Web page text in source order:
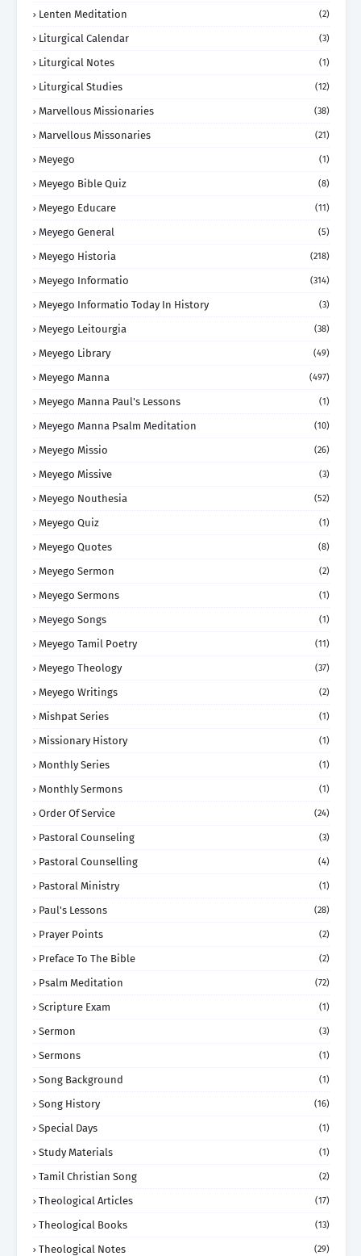
Lenten Meditation (2)
Liturgical Calendar (3)
Liturgical Notes (1)
Liturgical Studies (12)
Marvellous Missionaries (38)
Marvellous Missonaries (21)
Meyego (1)
Meyego Bible Quiz (8)
Meyego Educare (11)
Meyego General (5)
Meyego Historia (218)
Meyego Informatio (314)
Meyego Informatio Today In History (3)
Meyego Leitourgia (38)
Meyego Library (49)
Meyego Manna (497)
Meyego Manna Paul's Lessons (1)
Meyego Manna Psalm Meditation (10)
Meyego Missio (26)
Meyego Missive (3)
Meyego Nouthesia (52)
Meyego Quiz (1)
Meyego Quotes (8)
Meyego Sermon (2)
Meyego Sermons (1)
Meyego Songs (1)
Meyego Tamil Poetry (11)
Meyego Theology (37)
Meyego Writings (2)
Mishpat Series (1)
Missionary History (1)
Monthly Series (1)
Monthly Sermons (1)
Order Of Service (24)
Pastoral Counseling (3)
Pastoral Counselling (4)
Pastoral Ministry (1)
Paul's Lessons (28)
Prayer Points (2)
Preface To The Bible (2)
Psalm Meditation (72)
Scripture Exam (1)
Sermon (3)
Sermons (1)
Song Background (1)
Song History (16)
Special Days (1)
Study Materials (1)
Tamil Christian Song (2)
Theological Articles (17)
Theological Books (13)
Theological Notes (29)